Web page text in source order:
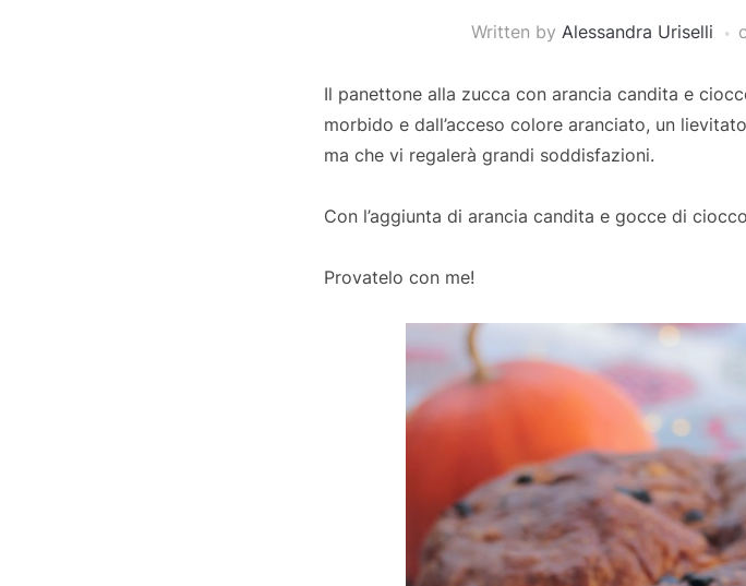
Written by Alessandra Uriselli
Il panettone alla zucca con arancia candita e
morbido e dall’acceso colore aranciato, un
ma che vi regalerà grandi soddisfazioni.
Con l’aggiunta di arancia candita e gocce di
Provatelo con me!